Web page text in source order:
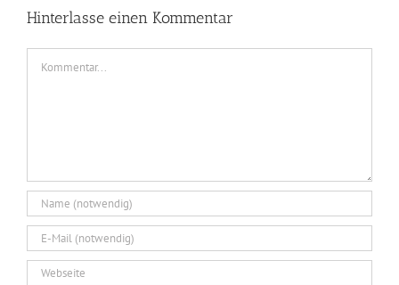
Hinterlasse einen Kommentar
Kommentar